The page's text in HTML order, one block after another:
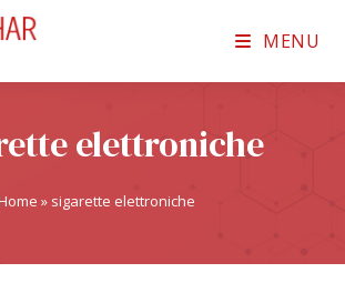
MENU
elettroniche
» sigarette elettroniche